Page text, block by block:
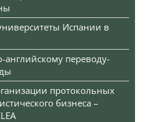
Испании в
английскому переводу-
протокольных
бизнеса –